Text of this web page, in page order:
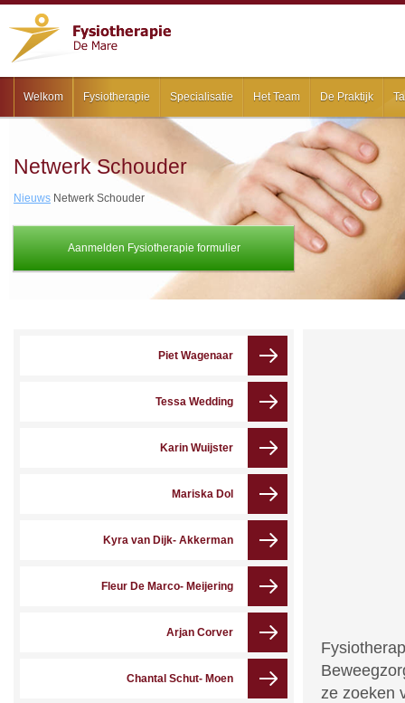
Welkom Fysiotherapie Specialisatie Het Team De Praktijk
Aanmelden Fysiotherapie formulier
Netwerk Schouder
Nieuws Netwerk Schouder
Piet Wagenaar
Tessa Wedding
Karin Wuijster
Mariska Dol
Kyra van Dijk- Akkerman
Fleur De Marco- Meijering
Arjan Corver
Chantal Schut- Moen
ze zoeken